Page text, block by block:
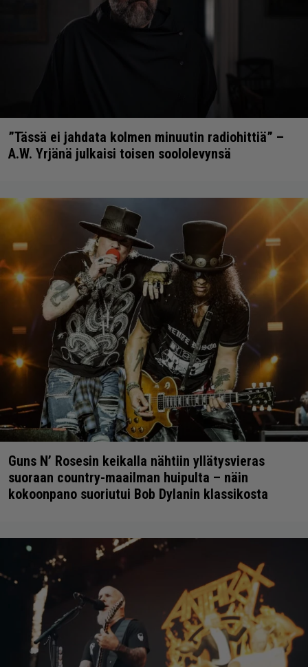
”Tässä ei jahdata kolmen minuutin radiohittiä” –
A.W. Yrjänä julkaisi toisen soololevynsä
Guns N’ Rosesin keikalla nähtiin yllätysvieras
suoraan country-maailman huipulta – näin
kokoonpano suoriutui Bob Dylanin klassikosta